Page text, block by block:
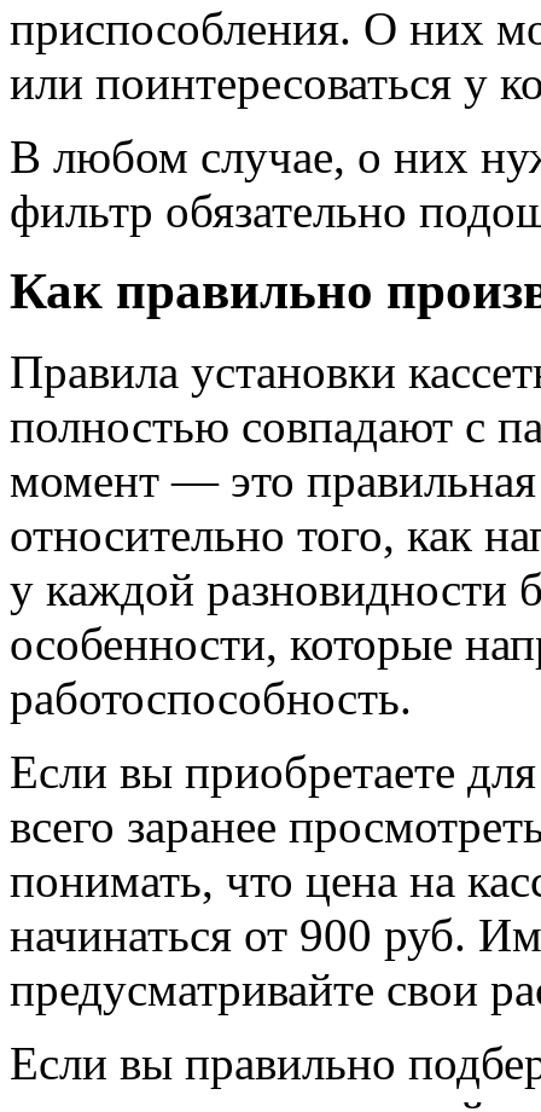
приспособления. О них
или поинтересоваться у
В любом случае, о них
фильтр обязательно
Как правильно
Правила установки
полностью совпадают с
момент — это правильная
относительно того, как
у каждой разновидности
особенности, которые
работоспособность.
Если вы приобретаете
всего заранее
понимать, что цена на
начинаться от 900 руб.
предусматривайте свои
Если вы правильно